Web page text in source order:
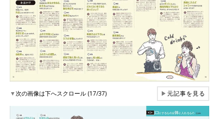
▼次の画像は下へスクロール (17/37) ▶元記事を見る